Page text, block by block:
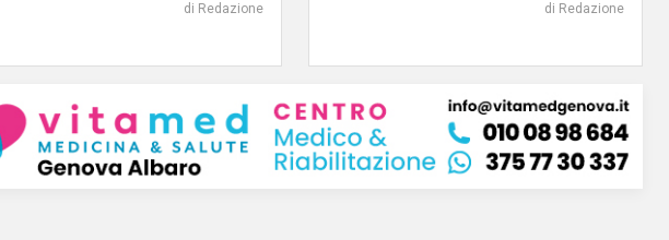
di Redazione
di Redazione